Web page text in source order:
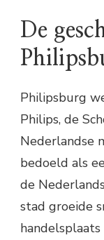
De
Philipsburg
Philips, de
Nederlandse
bedoeld als
de
stad groeide